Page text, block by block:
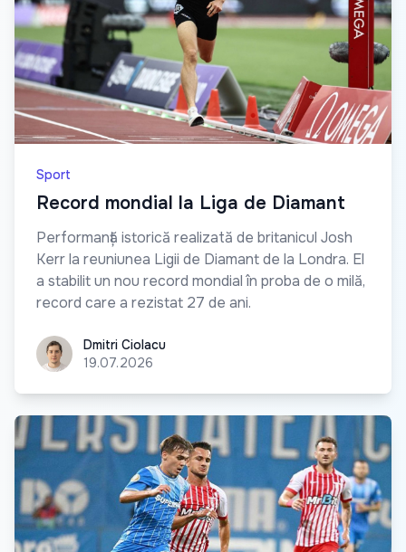
Sport
Record mondial la Liga de Diamant
Performanță istorică realizată de britanicul Josh
Kerr la reuniunea Ligii de Diamant de la Londra. El
a stabilit un nou record mondial în proba de o milă,
record care a rezistat 27 de ani.
Dmitri Ciolacu
Dmitri Ciolacu
19.07.2026